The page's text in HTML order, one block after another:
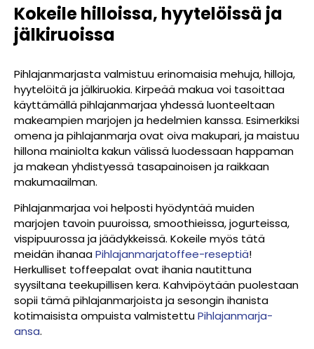
Kokeile hilloissa, hyytelöissä ja
jälkiruoissa
Pihlajanmarjasta valmistuu erinomaisia mehuja, hilloja,
hyytelöitä ja jälkiruokia. Kirpeää makua voi tasoittaa
käyttämällä pihlajanmarjaa yhdessä luonteeltaan
makeampien marjojen ja hedelmien kanssa. Esimerkiksi
omena ja pihlajanmarja ovat oiva makupari, ja maistuu
hillona mainiolta kakun välissä luodessaan happaman
ja makean yhdistyessä tasapainoisen ja raikkaan
makumaailman.
Pihlajanmarjaa voi helposti hyödyntää muiden
marjojen tavoin puuroissa, smoothieissa, jogurteissa,
vispipuurossa ja jäädykkeissä. Kokeile myös tätä
meidän ihanaaPihlajanmarjatoffee-reseptiä!
Herkulliset toffeepalat ovat ihania nautittuna
syysiltana teekupillisen kera. Kahvipöytään puolestaan
sopii tämä pihlajanmarjoista ja sesongin ihanista
kotimaisista ompuista valmistettuPihlajanmarja-
ansa.